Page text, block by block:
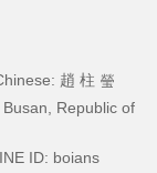
趙 柱 瑩
Republic of
ID: boians